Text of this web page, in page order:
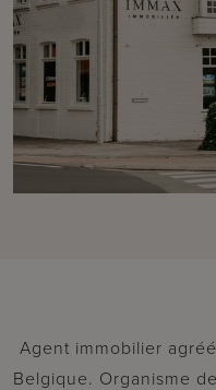
Agent immobilier
Belgique. Organisme